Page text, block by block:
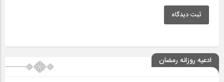
ثبت دیدگاه
ادعیه روزانه رمضان